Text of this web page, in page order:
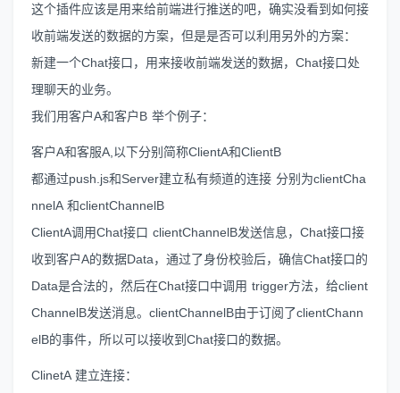
这个插件应该是用来给前端进行推送的吧，确实没看到如何接
收前端发送的数据的方案，但是是否可以利用另外的方案：
新建一个Chat接口，用来接收前端发送的数据，Chat接口处
理聊天的业务。
我们用客户A和客户B 举个例子：
客户A和客服A,以下分别简称ClientA和ClientB
都通过push.js和Server建立私有频道的连接 分别为clientCha
nnelA 和clientChannelB
ClientA调用Chat接口 clientChannelB发送信息，Chat接口接
收到客户A的数据Data，通过了身份校验后，确信Chat接口的
Data是合法的，然后在Chat接口中调用 trigger方法，给client
ChannelB发送消息。clientChannelB由于订阅了clientChann
elB的事件，所以可以接收到Chat接口的数据。
ClinetA 建立连接：